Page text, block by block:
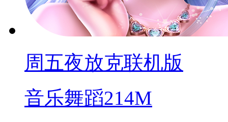
周五夜放克联机版
音乐舞蹈214M